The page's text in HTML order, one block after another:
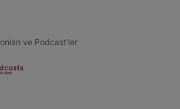
ve Podcast'ler